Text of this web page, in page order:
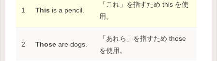
1 This is a pencil.
「これ」を指すため this を使
用。
2 Those are dogs.
「あれら」を指すため those
を使用。